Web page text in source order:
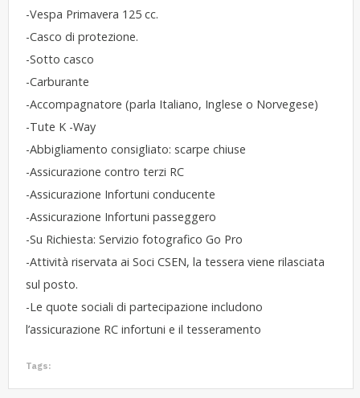
-Vespa Primavera 125 cc.
-Casco di protezione.
-Sotto casco
-Carburante
-Accompagnatore (parla Italiano, Inglese o Norvegese)
-Tute K -Way
-Abbigliamento consigliato: scarpe chiuse
-Assicurazione contro terzi RC
-Assicurazione Infortuni conducente
-Assicurazione Infortuni passeggero
-Su Richiesta: Servizio fotografico Go Pro
-Attività riservata ai Soci CSEN, la tessera viene rilasciata
sul posto.
-Le quote sociali di partecipazione includono
l’assicurazione RC infortuni e il tesseramento
Tags: